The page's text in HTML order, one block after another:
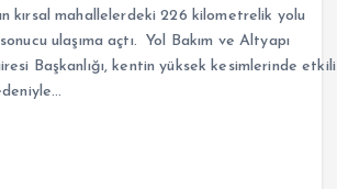
kırsal mahallelerdeki 226 kilometrelik yolu
ulaşıma açtı. Yol Bakım ve Altyapı
Başkanlığı, kentin yüksek kesimlerinde etkili